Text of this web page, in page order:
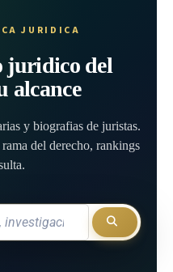
JURIDICA
juridico del
alcance
y biografias de juristas.
del derecho, rankings